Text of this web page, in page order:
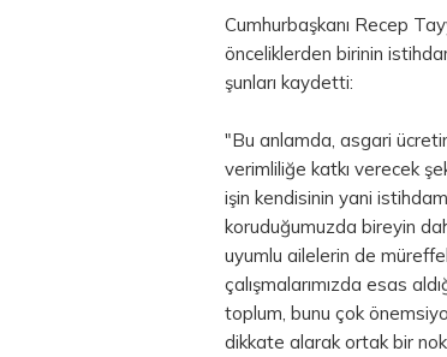
Cumhurbaşkanı Recep
önceliklerden birinin
şunları kaydetti:
"Bu anlamda, asgari
verimliliğe katkı verecek
işin kendisinin yani
koruduğumuzda bireyin
uyumlu ailelerin de
çalışmalarımızda esas
toplum, bunu çok
dikkate alarak ortak bir